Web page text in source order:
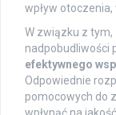
wpływ
W związku z
nadpobudliwości
efektywnego
Odpowiednie
pomocowych do